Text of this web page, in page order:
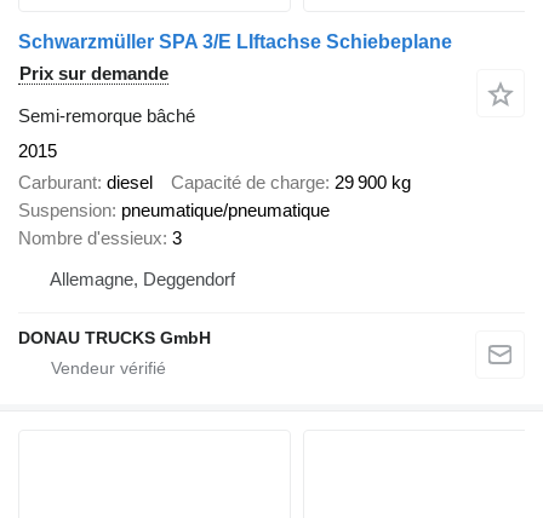
Schwarzmüller SPA 3/E LIftachse Schiebeplane
Prix sur demande
Semi-remorque bâché
2015
Carburant diesel Capacité de charge 29 900 kg
Suspension pneumatique/pneumatique
Nombre d'essieux 3
Allemagne, Deggendorf
DONAU TRUCKS GmbH